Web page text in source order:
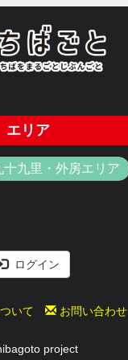
エリア
十九里・外房エリア
ログイン
いて お問い合わせ
project